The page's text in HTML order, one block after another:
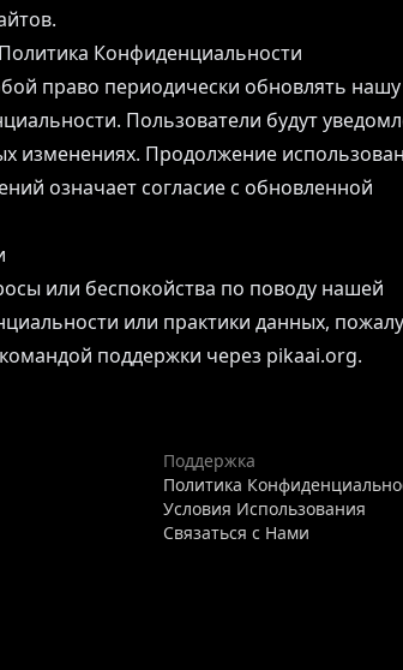
Конфиденциальности
право периодически обновлять нашу
Пользователи будут
изменениях. Продолжение
означает согласие с обновленной
или беспокойства по поводу нашей
или практики данных,
поддержки через pikaai.org.
Поддержка
Политика
Условия Использования
Связаться с Нами